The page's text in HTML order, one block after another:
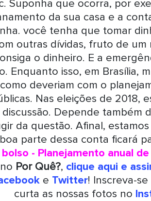
Suponha que ocorra, por
da sua casa e a
você tenha que tomar
outras dívidas, fruto de
o dinheiro. E a
Enquanto isso, em Brasília,
deveriam com o
Nas eleições de 2018,
Depende também
da questão. Afinal,
parte dessa conta ficará
- Planejamento anual
Por Quê?, clique aqui e
e Twitter! Inscreva-
curta as nossas fotos no